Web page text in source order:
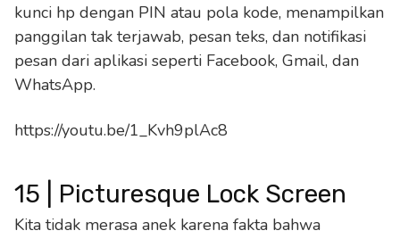
kunci hp dengan PIN atau pola kode, menampilkan
panggilan tak terjawab, pesan teks, dan notifikasi
pesan dari aplikasi seperti Facebook, Gmail, dan
WhatsApp.
https://youtu.be/1_Kvh9plAc8
15 | Picturesque Lock Screen
Kita tidak merasa anek karena fakta bahwa